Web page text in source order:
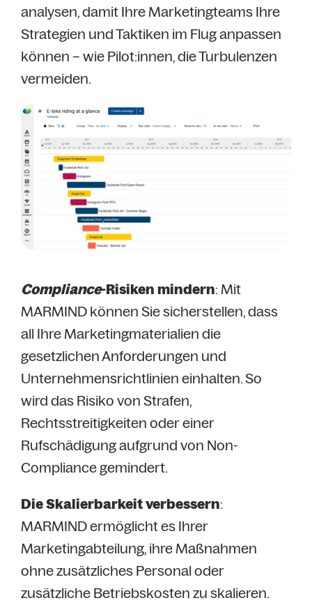
analysen, damit Ihre Marketingteams Ihre
Strategien und Taktiken im Flug anpassen
können – wie Pilot:innen, die Turbulenzen
vermeiden.
Compliance-Risiken mindern: Mit
MARMIND können Sie sicherstellen, dass
all Ihre Marketingmaterialien die
gesetzlichen Anforderungen und
Unternehmensrichtlinien einhalten. So
wird das Risiko von Strafen,
Rechtsstreitigkeiten oder einer
Rufschädigung aufgrund von Non-
Compliance gemindert.
Die Skalierbarkeit verbessern:
MARMIND ermöglicht es Ihrer
Marketingabteilung, ihre Maßnahmen
ohne zusätzliches Personal oder
zusätzliche Betriebskosten zu skalieren.